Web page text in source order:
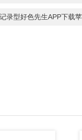
录型好色先生APP下载